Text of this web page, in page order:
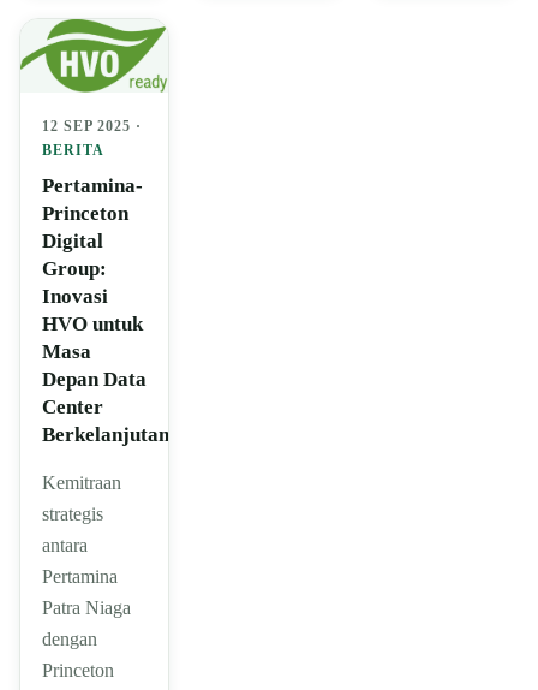
12 SEP 2025 ·
BERITA
Pertamina-
Princeton
Digital
Group:
Inovasi
HVO untuk
Masa
Depan Data
Center
Berkelanjutan
Kemitraan
strategis
antara
Pertamina
Patra Niaga
dengan
Princeton